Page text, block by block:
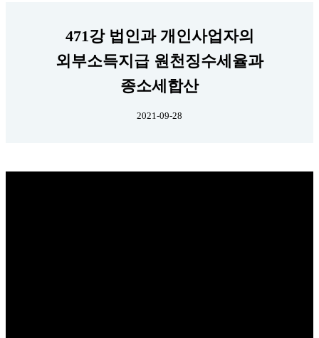
471강 법인과 개인사업자의
외부소득지급 원천징수세율과
종소세합산
2021-09-28